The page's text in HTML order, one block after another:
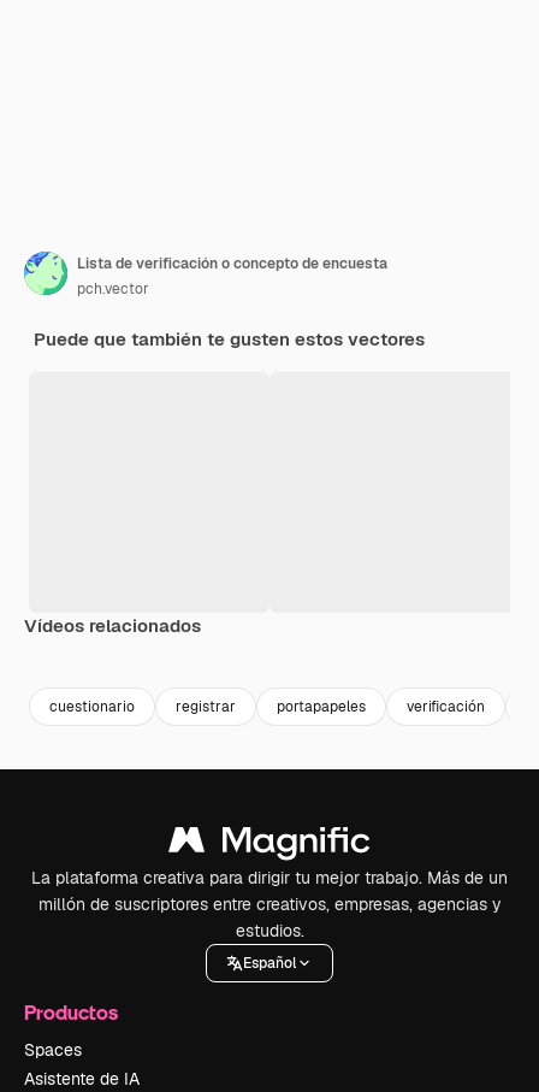
Lista de verificación o concepto de encuesta
pch.vector
Puede que también te gusten estos vectores
Vídeos relacionados
cuestionario registrar portapapeles verificación
La plataforma creativa para dirigir tu mejor trabajo. Más de un
millón de suscriptores entre creativos, empresas, agencias y
estudios.
Español
Productos
Spaces
Asistente de IA